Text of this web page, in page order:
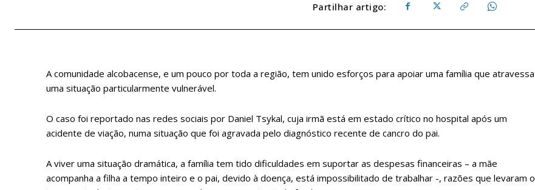
Partilhar artigo:
A comunidade alcobacense, e um pouco por toda a região, tem unido esforços para apoiar uma família que atravessa
uma situação particularmente vulnerável.
O caso foi reportado nas redes sociais por Daniel Tsykal, cuja irmã está em estado crítico no hospital após um
acidente de viação, numa situação que foi agravada pelo diagnóstico recente de cancro do pai.
A viver uma situação dramática, a família tem tido dificuldades em suportar as despesas financeiras – a mãe
acompanha a filha a tempo inteiro e o pai, devido à doença, está impossibilitado de trabalhar -, razões que levaram o